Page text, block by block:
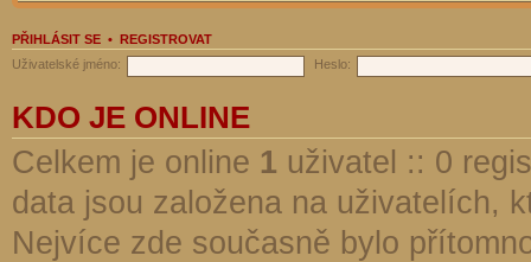
PŘIHLÁSIT SE • REGISTROVAT
Uživatelské jméno:
Heslo:
KDO JE ONLINE
Celkem je online 1 uživatel :: 0
data jsou založena na uživatelích,
Nejvíce zde současně bylo